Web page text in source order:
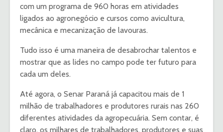
com um programa de 960 horas em atividades
ligados ao agronegócio e cursos como avicultura,
mecânica e mecanização de lavouras.
Tudo isso é uma maneira de desabrochar talentos e
mostrar que as lides no campo pode ter futuro para
cada um deles.
Até agora, o Senar Paraná já capacitou mais de 1
milhão de trabalhadores e produtores rurais nas 260
diferentes atividades da agropecuária. Sem contar, é
claro, os milhares de trabalhadores, produtores e suas